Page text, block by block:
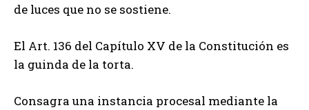
de luces que no se sostiene.
El Art. 136 del Capítulo XV de la Constitución es
la guinda de la torta.
Consagra una instancia procesal mediante la